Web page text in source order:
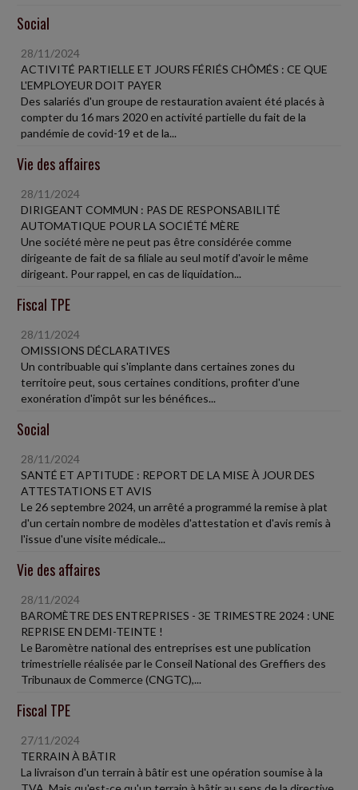
Social
28/11/2024
ACTIVITÉ PARTIELLE ET JOURS FÉRIÉS CHÔMÉS : CE QUE
L'EMPLOYEUR DOIT PAYER
Des salariés d'un groupe de restauration avaient été placés à
compter du 16 mars 2020 en activité partielle du fait de la
pandémie de covid-19 et de la...
Vie des affaires
28/11/2024
DIRIGEANT COMMUN : PAS DE RESPONSABILITÉ
AUTOMATIQUE POUR LA SOCIÉTÉ MÈRE
Une société mère ne peut pas être considérée comme
dirigeante de fait de sa filiale au seul motif d'avoir le même
dirigeant. Pour rappel, en cas de liquidation...
Fiscal TPE
28/11/2024
OMISSIONS DÉCLARATIVES
Un contribuable qui s'implante dans certaines zones du
territoire peut, sous certaines conditions, profiter d'une
exonération d'impôt sur les bénéfices...
Social
28/11/2024
SANTÉ ET APTITUDE : REPORT DE LA MISE À JOUR DES
ATTESTATIONS ET AVIS
Le 26 septembre 2024, un arrêté a programmé la remise à plat
d'un certain nombre de modèles d'attestation et d'avis remis à
l'issue d'une visite médicale...
Vie des affaires
28/11/2024
BAROMÈTRE DES ENTREPRISES - 3E TRIMESTRE 2024 : UNE
REPRISE EN DEMI-TEINTE !
Le Baromètre national des entreprises est une publication
trimestrielle réalisée par le Conseil National des Greffiers des
Tribunaux de Commerce (CNGTC),...
Fiscal TPE
27/11/2024
TERRAIN À BÂTIR
La livraison d'un terrain à bâtir est une opération soumise à la